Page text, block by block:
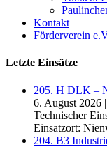
Kontakt
Förderverein
Letzte Einsätze
205. H DLK –
6. August 2026 |
Technischer
Einsatzort:
204. B3